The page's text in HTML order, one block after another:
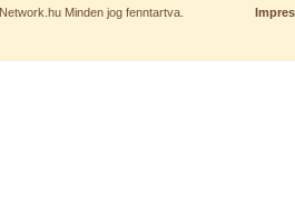
Minden jog fenntartva.